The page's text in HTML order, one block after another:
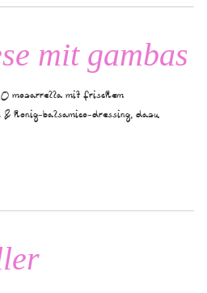
mit gambas
mozarrella mit frischem
honig-balsamico-dressing, dazu